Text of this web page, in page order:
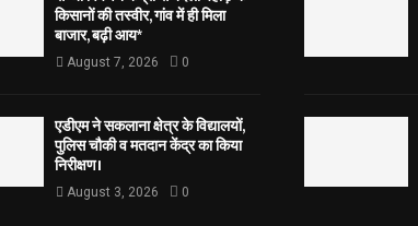
किसानों की तस्वीर, गांव में ही मिला
बाजार, बढ़ी आय*
August 7, 2026 0
एडीएम ने सकलाना क्षेत्र के विद्यालयों,
पुलिस चौकी व मतदान केंद्र का किया
निरीक्षण।
August 3, 2026 0